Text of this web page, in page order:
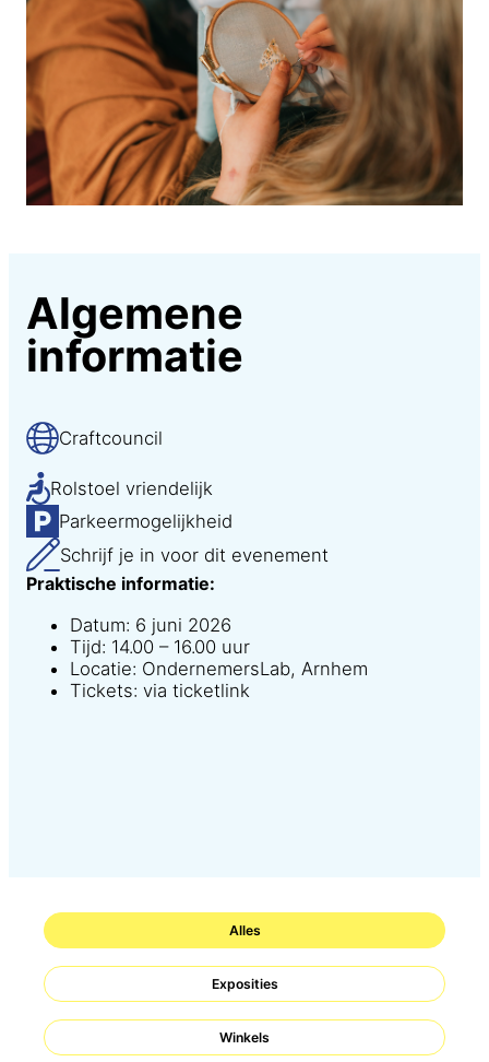
Algemene
informatie
Praktische informatie:
Datum: 6 juni 2026
Tijd: 14.00 – 16.00 uur
Locatie: OndernemersLab, Arnhem
Tickets: via ticketlink
Craftcouncil
Rolstoel vriendelijk
Parkeermogelijkheid
Schrijf je in voor dit evenement
Alles
Exposities
Winkels